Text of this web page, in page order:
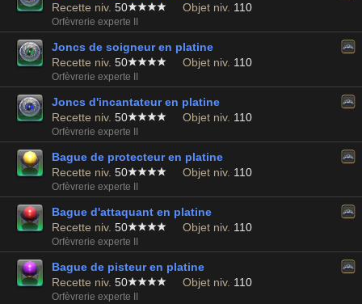
Recette niv. 50 Objet niv. 110
Orfèvrerie experte II
Joncs de soigneur en platine
Recette niv. 50 Objet niv. 110
Orfèvrerie experte II
Joncs d'incantateur en platine
Recette niv. 50 Objet niv. 110
Orfèvrerie experte II
Bague de protecteur en platine
Recette niv. 50 Objet niv. 110
Orfèvrerie experte II
Bague d'attaquant en platine
Recette niv. 50 Objet niv. 110
Orfèvrerie experte II
Bague de pisteur en platine
Recette niv. 50 Objet niv. 110
Orfèvrerie experte II